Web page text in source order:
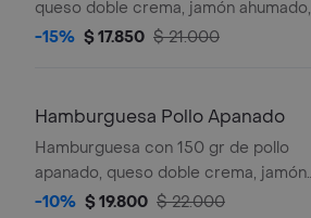
queso doble crema, jamón ahumado,
tomate, cebolla grille, pollo
-15% $ 17.850 $ 21.000
Hamburguesa Pollo Apanado
Hamburguesa con 150 gr de pollo
apanado, queso doble crema, jamón
ahumado, tomate, cebolla grille, pollo
-10% $ 19.800 $ 22.000